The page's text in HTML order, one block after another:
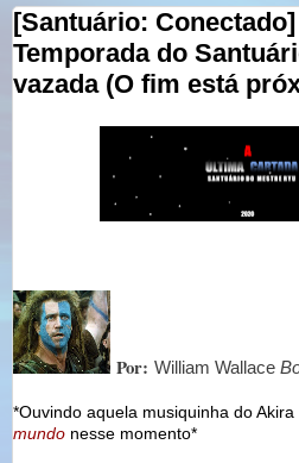
[Santuário:
Temporada do
vazada (O fim está
Por: William Wallace
*Ouvindo aquela musiquinha do
mundo nesse momento*